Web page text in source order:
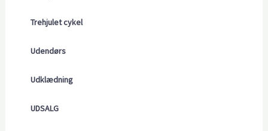
Trehjulet cykel
Udendørs
Udklædning
UDSALG